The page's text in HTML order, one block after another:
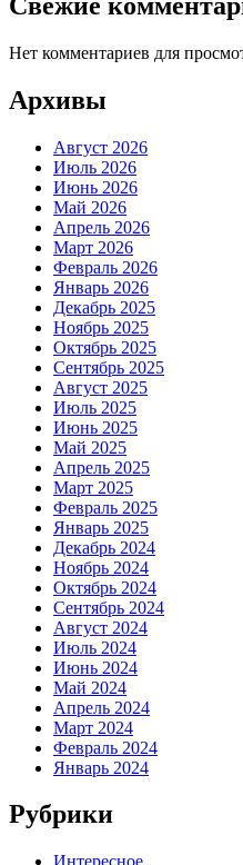
Нет комментариев для
Архивы
Август 2026
Июль 2026
Июнь 2026
Май 2026
Апрель 2026
Март 2026
Февраль 2026
Январь 2026
Декабрь 2025
Ноябрь 2025
Октябрь 2025
Сентябрь 2025
Август 2025
Июль 2025
Июнь 2025
Май 2025
Апрель 2025
Март 2025
Февраль 2025
Январь 2025
Декабрь 2024
Ноябрь 2024
Октябрь 2024
Сентябрь 2024
Август 2024
Июль 2024
Июнь 2024
Май 2024
Апрель 2024
Март 2024
Февраль 2024
Январь 2024
Рубрики